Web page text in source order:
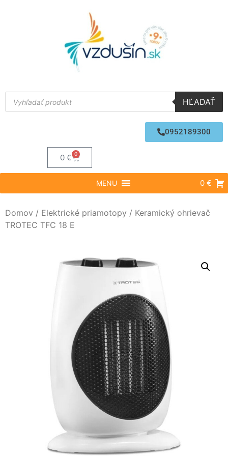
HĽADAŤ
0952189300
0€ 0
MENU 0 €
Domov / Elektrické priamotopy / Keramický ohrievač
TROTEC TFC 18 E
Nevyhnutné
Tieto súbory
cookie nie sú
voliteľné. Sú
potrebné pre
fungovanie
webovej
stránky.
Aby sme